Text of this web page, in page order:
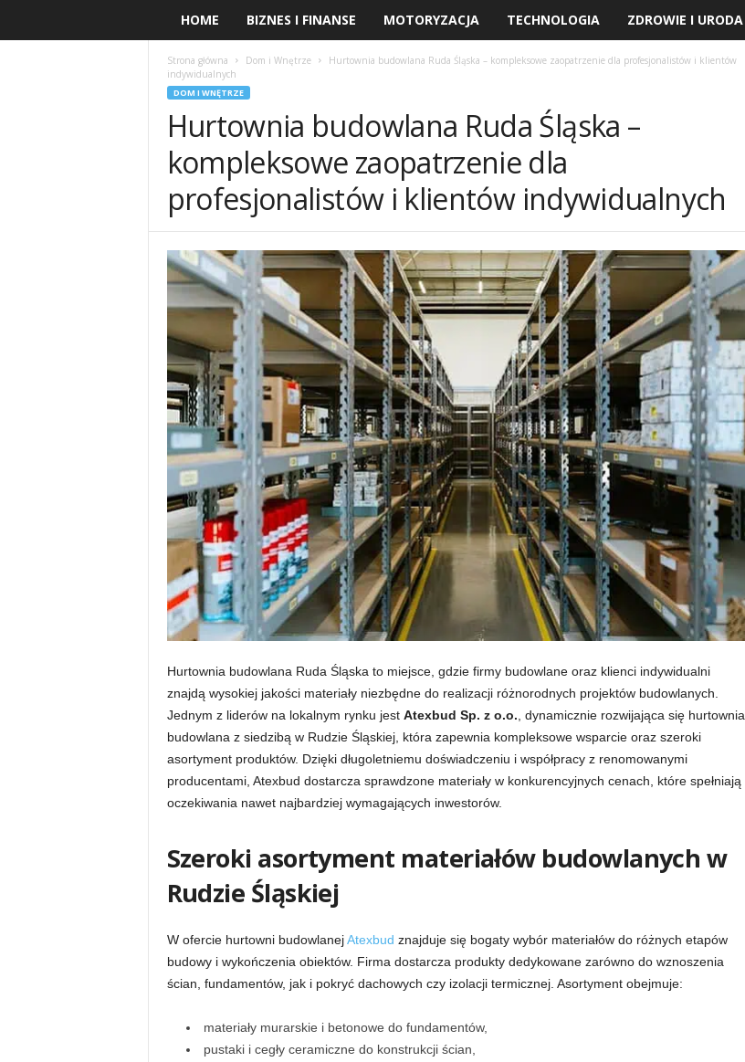
HOME BIZNES I FINANSE MOTORYZACJA TECHNOLOGIA ZDROWIE I URODA
Strona główna Dom i Wnętrze
Hurtownia budowlana Ruda Śląska – kompleksowe zaopatrzenie dla profesjonalistów i klientów
indywidualnych
DOM I WNĘTRZE
Hurtownia budowlana Ruda Śląska –
kompleksowe zaopatrzenie dla
profesjonalistów i klientów indywidualnych
Hurtownia budowlana Ruda Śląska to miejsce, gdzie firmy budowlane oraz klienci indywidualni
znajdą wysokiej jakości materiały niezbędne do realizacji różnorodnych projektów budowlanych.
Jednym z liderów na lokalnym rynku jest Atexbud Sp. z o.o. , dynamicznie rozwijająca się hurtownia
budowlana z siedzibą w Rudzie Śląskiej, która zapewnia kompleksowe wsparcie oraz szeroki
asortyment produktów. Dzięki długoletniemu doświadczeniu i współpracy z renomowanymi
producentami, Atexbud dostarcza sprawdzone materiały w konkurencyjnych cenach, które spełniają
oczekiwania nawet najbardziej wymagających inwestorów.
Szeroki asortyment materiałów budowlanych w
Rudzie Śląskiej
W ofercie hurtowni budowlanejAtexbud znajduje się bogaty wybór materiałów do różnych etapów
budowy i wykończenia obiektów. Firma dostarcza produkty dedykowane zarówno do wznoszenia
ścian, fundamentów, jak i pokryć dachowych czy izolacji termicznej. Asortyment obejmuje:
materiały murarskie i betonowe do fundamentów,
pustaki i cegły ceramiczne do konstrukcji ścian,